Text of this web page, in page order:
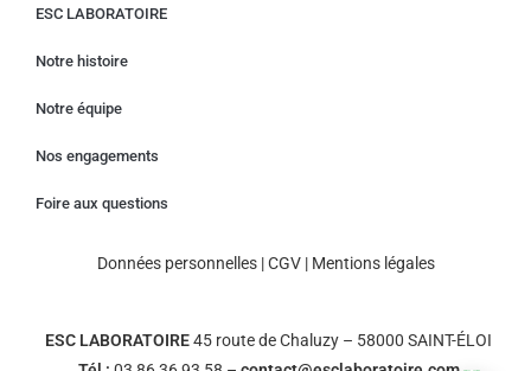
ESC LABORATOIRE
Notre histoire
Notre équipe
Nos engagements
Foire aux questions
Données personnelles|CGV| Mentions légales
ESC LABORATOIRE45 route de Chaluzy – 58000 SAINT-ÉLOI